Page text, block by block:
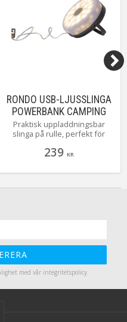
RONDO USB-LJUSSLINGA
POWERBANK CAMPING
Praktisk uppladdningsbar
slinga på rulle, perfekt för
lång med 100 varmvita LED-
pulserande ljus. Fästs enkelt
varmvita LED med dimfunktion,
powerbank med USB A och C-
239 KR
med vår integritetspolicy.